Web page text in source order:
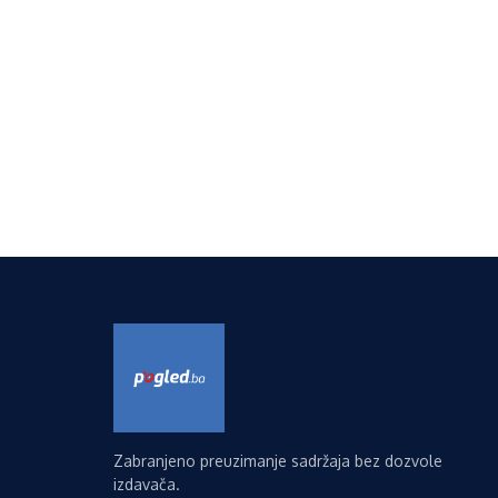
Zabranjeno preuzimanje sadržaja bez dozvole
izdavača.